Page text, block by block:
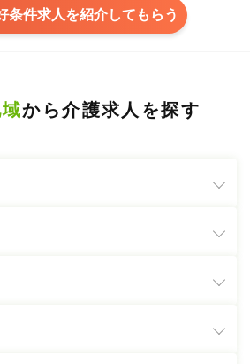
条件求人を紹介してもらう
から介護求人を探す